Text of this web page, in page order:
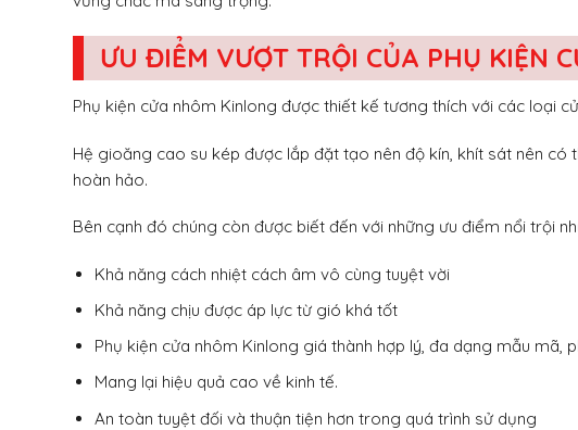
ƯU ĐIỂM VƯỢT TRỘI CỦA PHỤ KIỆN
Phụ kiện cửa nhôm Kinlong được thiết kế tương thích với các loại
Hệ gioăng cao su kép được lắp đặt tạo nên độ kín, khít sát nên
hoàn hảo.
Bên cạnh đó chúng còn được biết đến với những ưu điểm nổi trội
Khả năng cách nhiệt cách âm vô cùng tuyệt vời
Khả năng chịu được áp lực từ gió khá tốt
Phụ kiện cửa nhôm Kinlong giá thành hợp lý, đa dạng mẫu mã,
Mang lại hiệu quả cao về kinh tế.
An toàn tuyệt đối và thuận tiện hơn trong quá trình sử dụng